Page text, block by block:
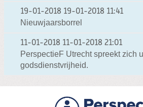
19-01-2018 19-01-2018 11:41
Nieuwjaarsborrel
11-01-2018 11-01-2018 21:01
PerspectieF Utrecht spreekt zich
godsdienstvrijheid.